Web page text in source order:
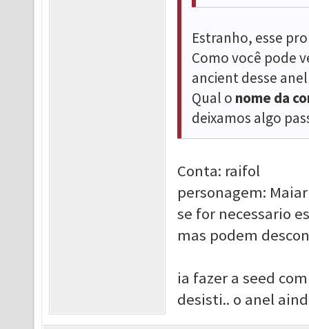
Estranho, esse
Como você pode
ancient desse
Qual o nome da
deixamos algo
Conta: raifol
personagem:
se for necessario
mas podem
ia fazer a seed
desisti.. o anel